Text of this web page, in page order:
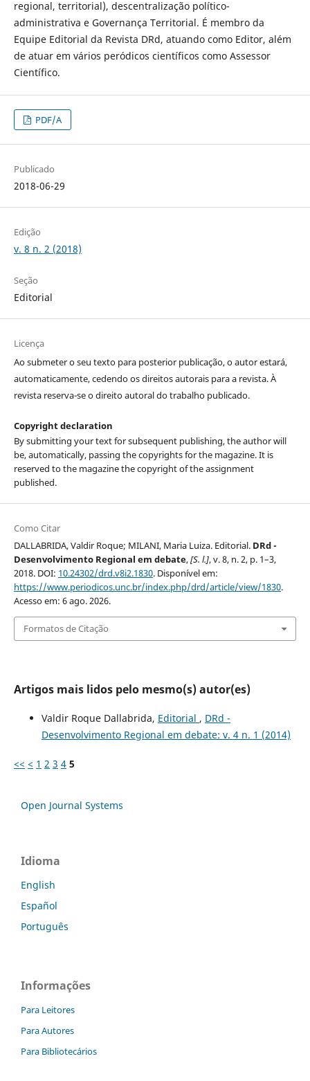
regional, territorial), descentralização político-
administrativa e Governança Territorial. É membro da
Equipe Editorial da Revista DRd, atuando como Editor, além
de atuar em vários peródicos científicos como Assessor
Científico.
PDF/A
Publicado
2018-06-29
Edição
v. 8 n. 2 (2018)
Seção
Editorial
Licença
Ao submeter o seu texto para posterior publicação, o autor estará,
automaticamente, cedendo os direitos autorais para a revista. À
revista reserva-se o direito autoral do trabalho publicado.
Copyright declaration
By submitting your text for subsequent publishing, the author will
be, automatically, passing the copyrights for the magazine. It is
reserved to the magazine the copyright of the assignment
published.
Como Citar
DALLABRIDA, Valdir Roque; MILANI, Maria Luiza. Editorial. DRd -
Desenvolvimento Regional em debate,[S. l.], v. 8, n. 2, p. 1–3,
2018. DOI: 10.24302/drd.v8i2.1830. Disponível em:
https://www.periodicos.unc.br/index.php/drd/article/view/1830.
Acesso em: 6 ago. 2026.
Formatos de Citação
Artigos mais lidos pelo mesmo(s) autor(es)
Valdir Roque Dallabrida, Editorial , DRd -
Desenvolvimento Regional em debate: v. 4 n. 1 (2014)
<< < 1 2 3 4 5
Open Journal Systems
Idioma
English
Español
Português
Informações
Para Leitores
Para Autores
Para Bibliotecários